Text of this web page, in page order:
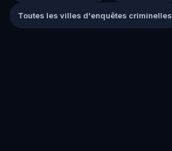
Toutes les villes d'enquêtes criminelles